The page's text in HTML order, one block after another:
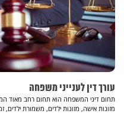
עורך דין לענייני משפחה
תחום דיני המשפחה הוא תחום רחב מאוד
מזונות אישה, מזונות ילדים, משמורת ילדים,